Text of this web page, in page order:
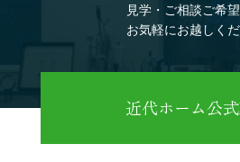
見学・ご相談ご希
お気軽にお越しくだ
近代ホーム公